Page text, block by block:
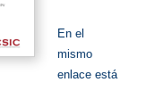
En el
mismo
enlace está